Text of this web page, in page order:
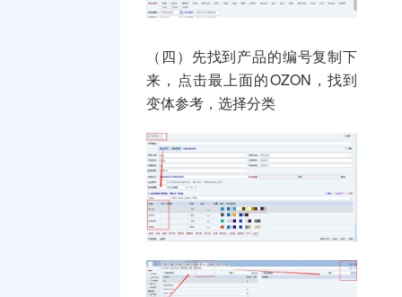
（四）先找到产品的编号复制下
来，点击最上面的OZON，找到
变体参考，选择分类